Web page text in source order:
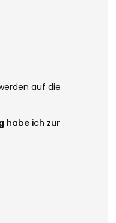
auf die
habe ich zur